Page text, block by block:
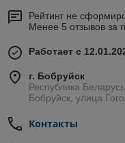
Рейтинг не
Менее 5 отзывов за
Работает с
г. Бобруйск
Республика
Бобруйск, улица
Контакты